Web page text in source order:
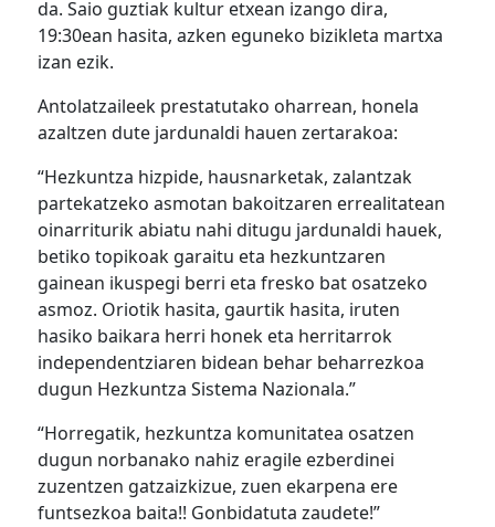
da. Saio guztiak kultur etxean izango dira,
19:30ean hasita, azken eguneko bizikleta martxa
izan ezik.
Antolatzaileek prestatutako oharrean, honela
azaltzen dute jardunaldi hauen zertarakoa:
“Hezkuntza hizpide, hausnarketak, zalantzak
partekatzeko asmotan bakoitzaren errealitatean
oinarriturik abiatu nahi ditugu jardunaldi hauek,
betiko topikoak garaitu eta hezkuntzaren
gainean ikuspegi berri eta fresko bat osatzeko
asmoz. Oriotik hasita, gaurtik hasita, iruten
hasiko baikara herri honek eta herritarrok
independentziaren bidean behar beharrezkoa
dugun Hezkuntza Sistema Nazionala.”
“Horregatik, hezkuntza komunitatea osatzen
dugun norbanako nahiz eragile ezberdinei
zuzentzen gatzaizkizue, zuen ekarpena ere
funtsezkoa baita!! Gonbidatuta zaudete!”